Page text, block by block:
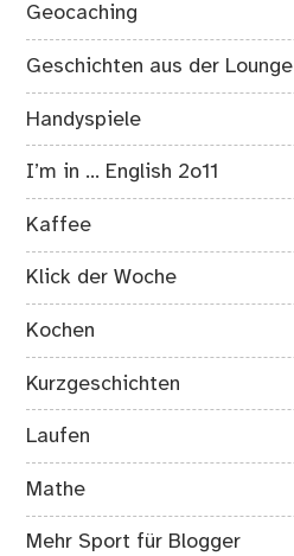
Geocaching
Geschichten aus der Lounge
Handyspiele
I’m in … English 2o11
Kaffee
Klick der Woche
Kochen
Kurzgeschichten
Laufen
Mathe
Mehr Sport für Blogger